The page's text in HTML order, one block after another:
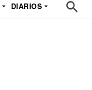
DIARIOS